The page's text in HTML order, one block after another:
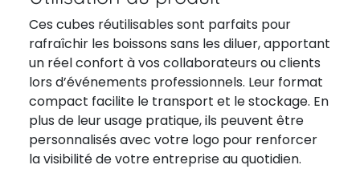
Ces cubes réutilisables sont parfaits pour
rafraîchir les boissons sans les diluer, apportant
un réel confort à vos collaborateurs ou clients
lors d’événements professionnels. Leur format
compact facilite le transport et le stockage. En
plus de leur usage pratique, ils peuvent être
personnalisés avec votre logo pour renforcer
la visibilité de votre entreprise au quotidien.